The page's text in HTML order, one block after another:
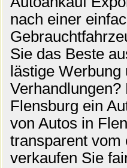
nach einer
Sie das Beste
lästige
Flensburg ein
von Autos in
transparent vom
verkaufen Sie